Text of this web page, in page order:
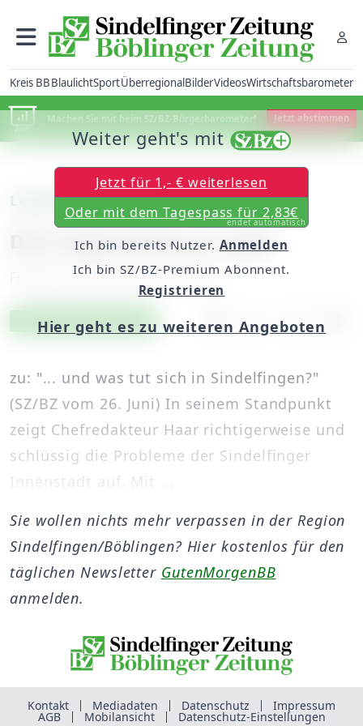
Kreis BBBlaulichtSportÜberregionalBilderVideosWirtschaftsbarometer
Machen Sie mit beim SZ/BZ-Bürgerbarometer! Jetzt abstimmen
Leserbrief
Die Frage kommt zu spät
Freitag, 02. Juli 2010, 00:00 Uhr
Artikel vorlesen
Exklusiv für Abonnenten
zu: "... und was tut sich in Sindelfingen?"
(SZ/BZ vom 26. Juni) In seinem Standpunkt
zeigt Chefredakteur Haar richtigerweise und
schlüssig die Probleme der Sindelfinger
Innenstadt auf. Mit ...
Weiter geht's mit
Jetzt für 1,- € weiterlesen
Oder mit dem Tagespass für 2,83€
endet automatisch
Ich bin bereits Nutzer. Anmelden
Ich bin SZ/BZ-Premium Abonnent.
Registrieren
Hier geht es zu weiteren Angeboten
Sie wollen nichts mehr verpassen in der Region
Sindelfingen/Böblingen? Hier kostenlos für den
täglichen Newsletter GutenMorgenBB
anmelden.
Kontakt Mediadaten Datenschutz Impressum
AGB Mobilansicht Datenschutz-Einstellungen